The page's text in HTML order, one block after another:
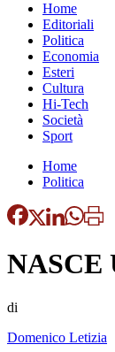
Home
Editoriali
Politica
Economia
Esteri
Cultura
Hi-Tech
Società
Sport
Home
Politica
NASCE
di
Domenico Letizia